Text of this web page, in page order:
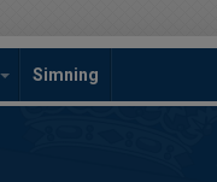
Simning